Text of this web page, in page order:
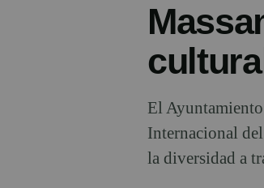
El
Internacional
la diversidad a